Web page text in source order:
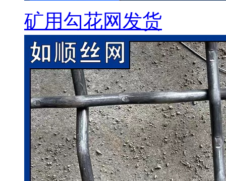
矿用勾花网发货